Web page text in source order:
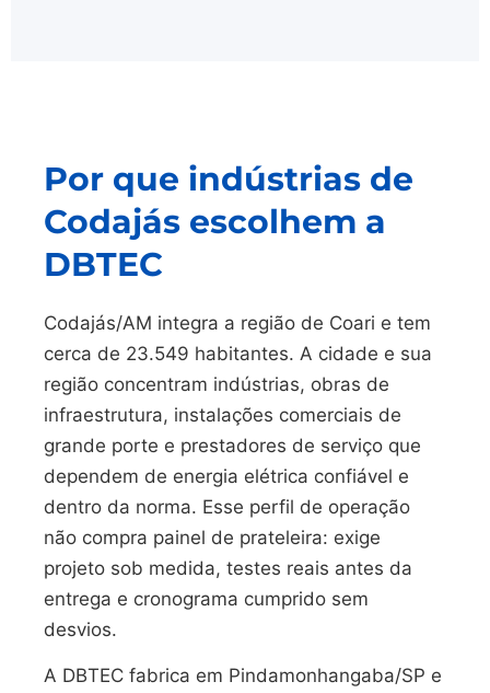
Por que indústrias de
Codajás escolhem a
DBTEC
Codajás/AM integra a região de Coari e tem
cerca de 23.549 habitantes. A cidade e sua
região concentram indústrias, obras de
infraestrutura, instalações comerciais de
grande porte e prestadores de serviço que
dependem de energia elétrica confiável e
dentro da norma. Esse perfil de operação
não compra painel de prateleira: exige
projeto sob medida, testes reais antes da
entrega e cronograma cumprido sem
desvios.
A DBTEC fabrica em Pindamonhangaba/SP e